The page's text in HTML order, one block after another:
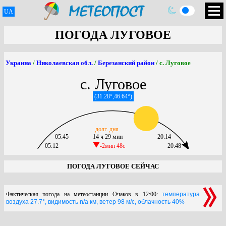
UA
ПОГОДА ЛУГОВОЕ
Украина / Николаевская обл. / Березанский район / с. Луговое
с. Луговое
(31.28°,46.64°)
05:12
05:45
14 ч 29 мин
-2мин 48c
долг. дня
20:48
20:14
ПОГОДА ЛУГОВОЕ СЕЙЧАС
Фактическая погода на метеостанции Очаков в 12:00: температура
воздуха 27.7°, видимость n/a км, ветер 98 м/с, облачность 40%